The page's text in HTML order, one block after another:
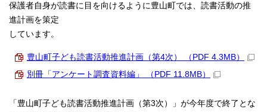
保護者自身が読書に目を向けるように豊山町では、読書活動の推
進計画を策定
しています。
豊山町子ども読書活動推進計画（第4次） （PDF 4.3MB）
別冊「アンケート調査資料編」 （PDF 11.8MB）
「豊山町子ども読書活動推進計画（第3次）」が今年度で終了とな